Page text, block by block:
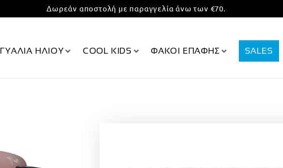
Δωρεάν αποστολή με παραγγελία άνω των €70.
ΓΥΑΛΙΑ ΗΛΙΟΥ COOL KIDS ΦΑΚΟΙ ΕΠΑΦΗΣ SALES